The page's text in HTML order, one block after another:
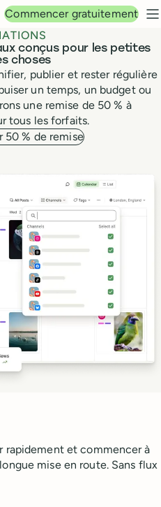
Commencer gratuitement
conçus pour les petites
choses
publier et rester régulière
un temps, un budget ou
une remise de 50 % à
tous les forfaits.
50 % de remise
rapidement et commencer à
mise en route. Sans flux